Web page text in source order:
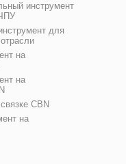
инструмент
для
на
на
CBN
на